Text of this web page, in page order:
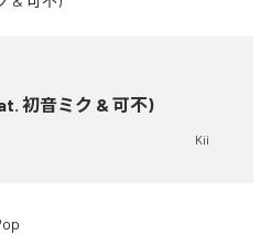
初音ミク & 可不)
Kii